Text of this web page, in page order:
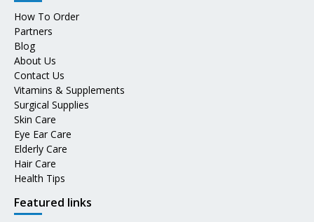
How To Order
Partners
Blog
About Us
Contact Us
Vitamins & Supplements
Surgical Supplies
Skin Care
Eye Ear Care
Elderly Care
Hair Care
Health Tips
Featured links